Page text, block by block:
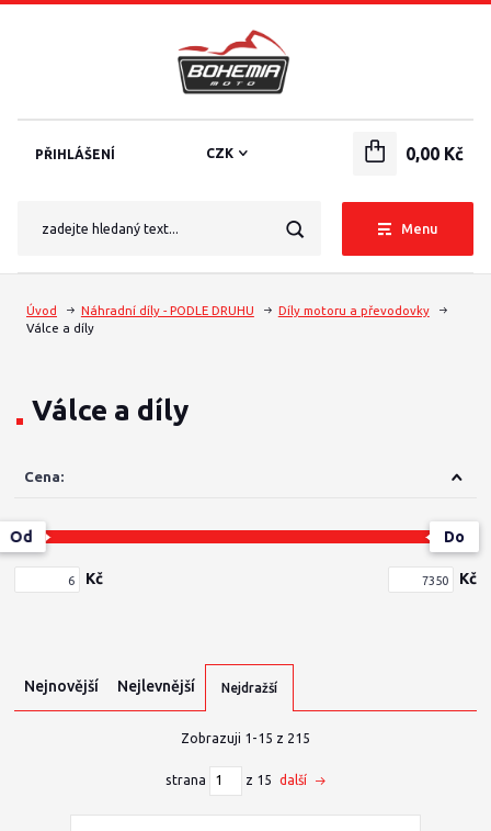
Menu
CZK
PŘIHLÁŠENÍ 0,00 Kč
Úvod Náhradní díly - PODLE DRUHU
Díly motoru a převodovky
Válce a díly
Válce a díly
Cena:
Kč
Od Do
Kč
Nejnovější Nejlevnější Nejdražší
Zobrazuji 1-15 z 215
strana z 15 další